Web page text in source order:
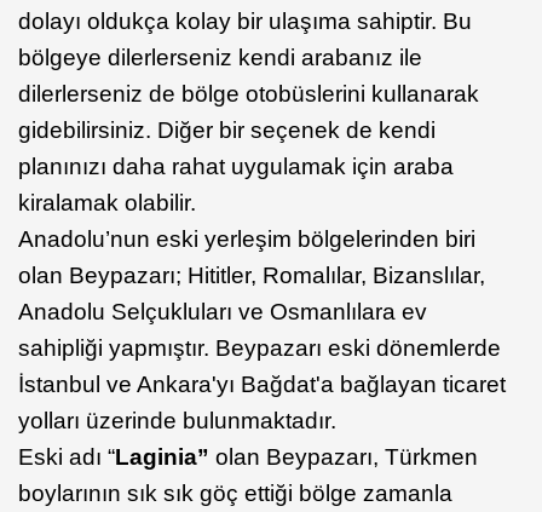
dolayı oldukça kolay bir ulaşıma sahiptir. Bu
bölgeye dilerlerseniz kendi arabanız ile
dilerlerseniz de bölge otobüslerini kullanarak
gidebilirsiniz. Diğer bir seçenek de kendi
planınızı daha rahat uygulamak için araba
kiralamak olabilir.
Anadolu’nun eski yerleşim bölgelerinden biri
olan Beypazarı; Hititler, Romalılar, Bizanslılar,
Anadolu Selçukluları ve Osmanlılara ev
sahipliği yapmıştır. Beypazarı eski dönemlerde
İstanbul ve Ankara'yı Bağdat'a bağlayan ticaret
yolları üzerinde bulunmaktadır.
Eski adı “Laginia” olan Beypazarı, Türkmen
boylarının sık sık göç ettiği bölge zamanla